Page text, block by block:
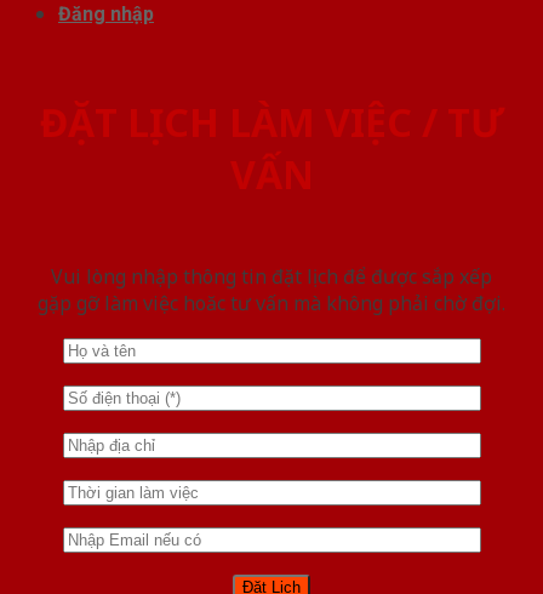
Đăng nhập
ĐẶT LỊCH LÀM VIỆC / TƯ
VẤN
Vui lòng nhập thông tin đặt lịch để được sắp xếp
gặp gỡ làm việc hoăc tư vấn mà không phải chờ đợi.